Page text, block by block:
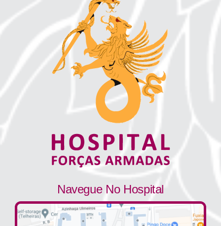
Navegue No Hospital